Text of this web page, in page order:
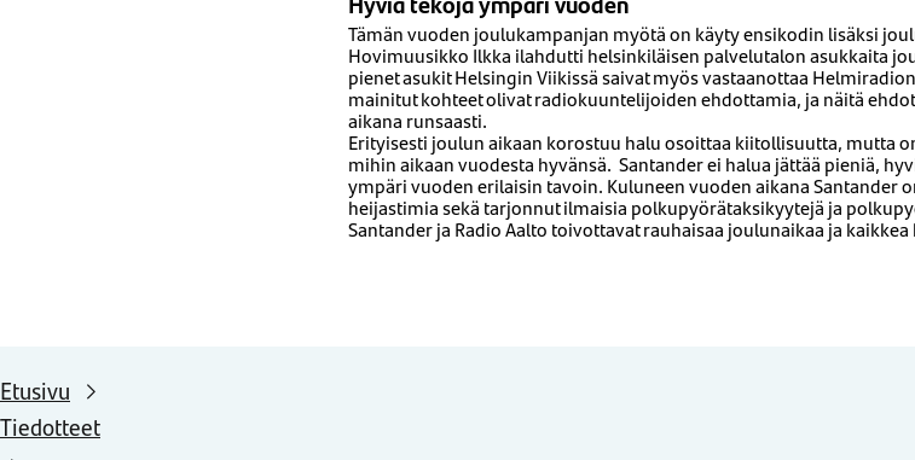
Tämän vuoden joulukampanjan myötä on käyty ensikodin lisäksi
Hovimuusikko Ilkka ilahdutti helsinkiläisen palvelutalon asukkaita
pienet asukit Helsingin Viikissä saivat myös vastaanottaa
mainitut kohteet olivat radiokuuntelijoiden ehdottamia, ja näitä
aikana runsaasti.
Erityisesti joulun aikaan korostuu halu osoittaa kiitollisuutta, mutta
mihin aikaan vuodesta hyvänsä. Santander ei halua jättää pieniä,
ympäri vuoden erilaisin tavoin. Kuluneen vuoden aikana Santander
heijastimia sekä tarjonnut ilmaisia polkupyörätaksikyytejä ja
Santander ja Radio Aalto toivottavat rauhaisaa joulunaikaa ja
Etusivu
Tiedotteet